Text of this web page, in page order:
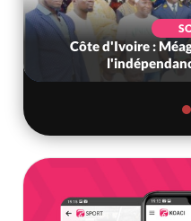
Côte d'Ivoire :